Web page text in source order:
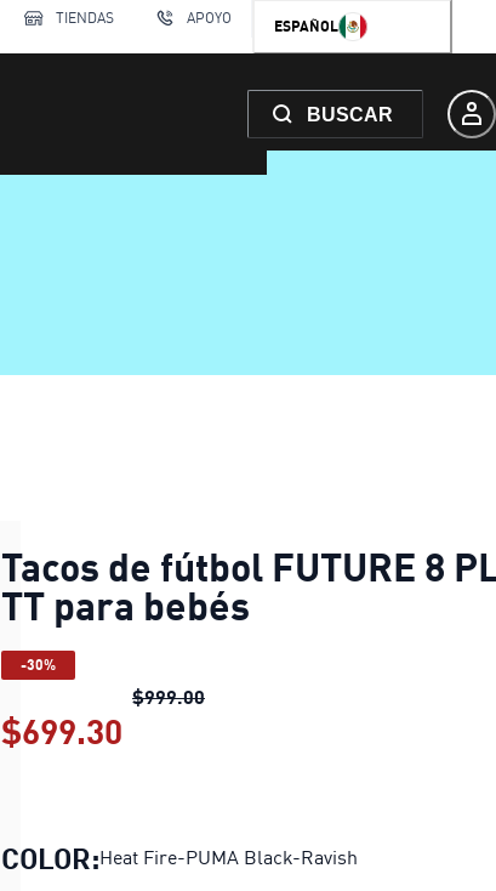
TIENDAS APOYO ESPAÑOL
BUSCAR
Tacos de fútbol FUTURE 8
TT para bebés
-30%
$999.00Tacos de fútbol FUTURE 8 PLAY
$699.30
COLOR:Heat Fire-PUMA Black-Ravish